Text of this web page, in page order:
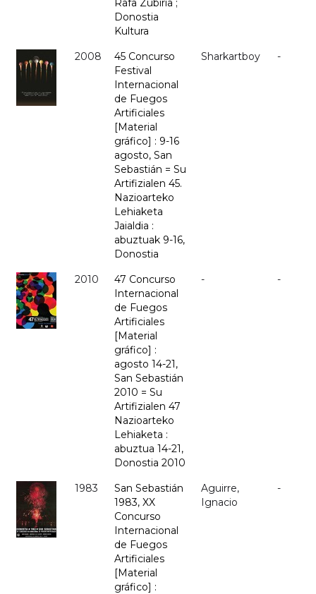
Rafa Zubiria ;
Donostia
Kultura
2008
45 Concurso
Festival
Internacional
de Fuegos
Artificiales
[Material
gráfico] : 9-16
agosto, San
Sebastián = Su
Artifizialen 45.
Nazioarteko
Lehiaketa
Jaialdia :
abuztuak 9-16,
Donostia
Sharkartboy -
2010
47 Concurso
Internacional
de Fuegos
Artificiales
[Material
gráfico] :
agosto 14-21,
San Sebastián
2010 = Su
Artifizialen 47
Nazioarteko
Lehiaketa :
abuztua 14-21,
Donostia 2010
- -
1983
San Sebastián
1983, XX
Concurso
Internacional
de Fuegos
Artificiales
[Material
gráfico] :
Aguirre,
Ignacio
-